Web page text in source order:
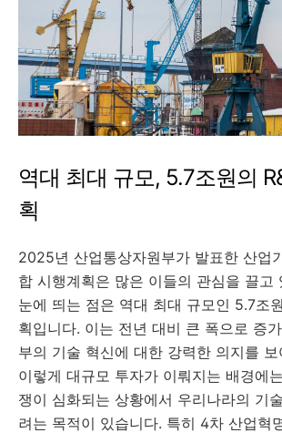
역대 최대 규모, 5.7조원의
획
2025년 산업통상자원부가 발표한 산업
합 시행계획은 많은 이들의 관심을 끌고
눈에 띄는 점은 역대 최대 규모인 5.7조
획입니다. 이는 전년 대비 큰 폭으로 증
부의 기술 혁신에 대한 강력한 의지를
이렇게 대규모 투자가 이뤄지는 배경에
쟁이 심화되는 상황에서 우리나라의 기
려는 목적이 있습니다. 특히 4차 산업혁